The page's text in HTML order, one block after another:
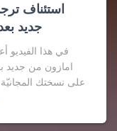
استئناف
جديد
في هذا
امازون من جديد
على نسختك